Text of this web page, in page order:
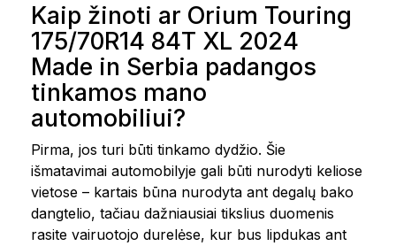
Kaip žinoti ar Orium Touring
175/70R14 84T XL 2024
Made in Serbia padangos
tinkamos mano
automobiliui?
Pirma, jos turi būti tinkamo dydžio. Šie
išmatavimai automobilyje gali būti nurodyti keliose
vietose – kartais būna nurodyta ant degalų bako
dangtelio, tačiau dažniausiai tikslius duomenis
rasite vairuotojo durelėse, kur bus lipdukas ant